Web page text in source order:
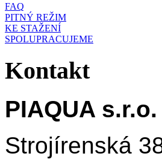
FAQ
PITNÝ REŽIM
KE STAŽENÍ
SPOLUPRACUJEME
Kontakt
PIAQUA s.r.o.
Strojírenská